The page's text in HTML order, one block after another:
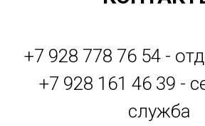
+7 928 778 76 54 -
+7 928 161 46 39 -
служба